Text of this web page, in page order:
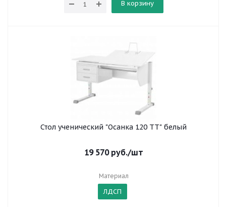
В корзину
Стол ученический "Осанка 120 ТТ" белый
19 570руб./шт
Материал
ЛДСП